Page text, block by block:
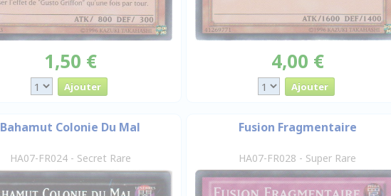
1,50 € 4,00 €
Bahamut Colonie Du Mal
HA07-FR024 - Secret Rare
Fusion Fragmentaire
HA07-FR028 - Super Rare